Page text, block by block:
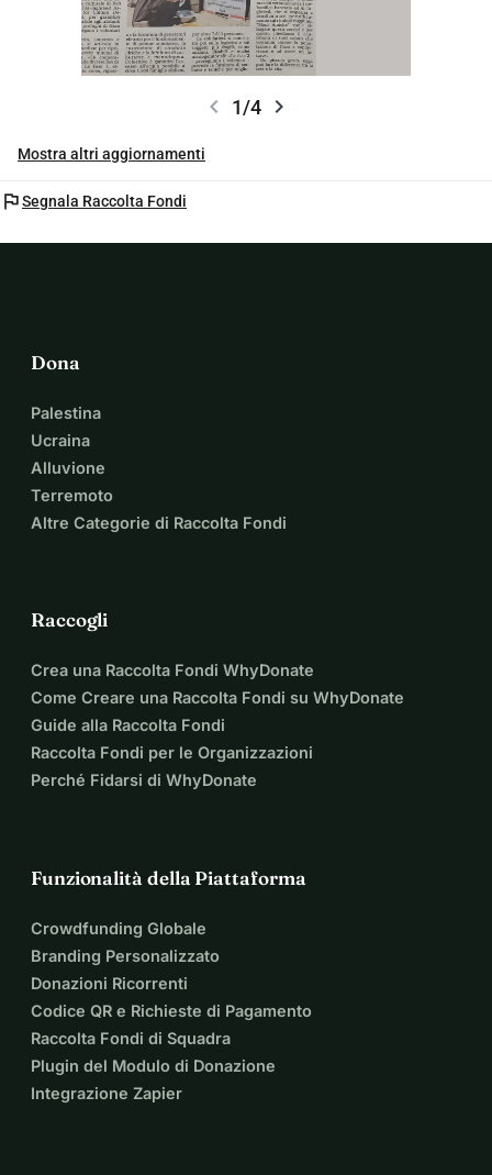
chevron_left 1/4 chevron_right
Mostra altri aggiornamenti
flagSegnala Raccolta Fondi
Dona
Palestina
Ucraina
Alluvione
Terremoto
Altre Categorie di Raccolta Fondi
Raccogli
Crea una Raccolta Fondi WhyDonate
Come Creare una Raccolta Fondi su WhyDonate
Guide alla Raccolta Fondi
Raccolta Fondi per le Organizzazioni
Perché Fidarsi di WhyDonate
Funzionalità della Piattaforma
Crowdfunding Globale
Branding Personalizzato
Donazioni Ricorrenti
Codice QR e Richieste di Pagamento
Raccolta Fondi di Squadra
Plugin del Modulo di Donazione
Integrazione Zapier